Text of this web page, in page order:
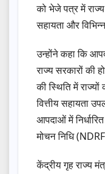
को भेजे पत्र में राज्य
सहायता और
उन्होंने कहा कि
राज्य सरकारों की
की स्थिति में
वित्तीय सहायता
आपदाओं में
मोचन निधि
केंद्रीय गृह राज्य